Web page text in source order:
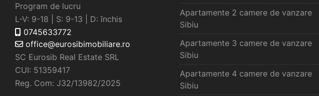
Program de lucru
L-V: 9-18 | S: 9-13 | D: închis
0745633772
office@eurosibimobiliare.ro
SC Eurosib Real Estate SRL
CUI: 51359417
Reg. Com: J32/13982/2025
Apartamente 2 camere de vanzare
Sibiu
Apartamente 3 camere de vanzare
Sibiu
Apartamente 4 camere de vanzare
Sibiu